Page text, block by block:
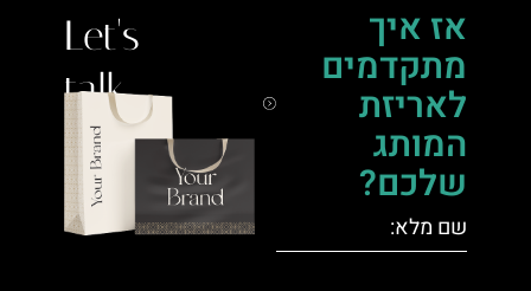
אז איך
מתקדמים
לאריזת
המותג
שלכם?
Let's
talk.